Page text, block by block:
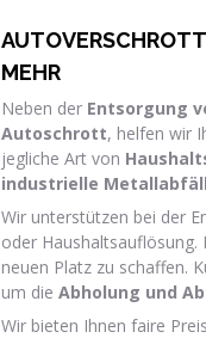
MEHR
Neben der Entsorgung
Autoschrott, helfen wir
jegliche Art von
industrielle
Wir unterstützen bei der
oder Haushaltsauflösung.
neuen Platz zu schaffen.
um die Abholung und
Wir bieten Ihnen faire